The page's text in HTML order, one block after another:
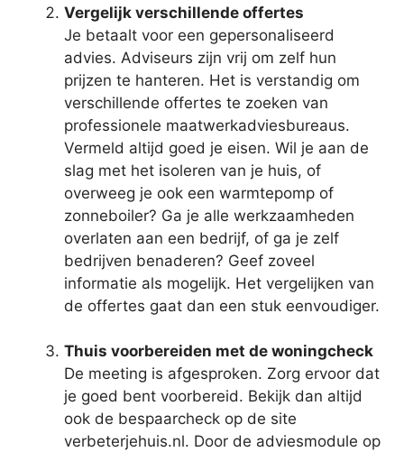
Vergelijk verschillende offertes
Je betaalt voor een gepersonaliseerd
advies. Adviseurs zijn vrij om zelf hun
prijzen te hanteren. Het is verstandig om
verschillende offertes te zoeken van
professionele maatwerkadviesbureaus.
Vermeld altijd goed je eisen. Wil je aan de
slag met het isoleren van je huis, of
overweeg je ook een warmtepomp of
zonneboiler? Ga je alle werkzaamheden
overlaten aan een bedrijf, of ga je zelf
bedrijven benaderen? Geef zoveel
informatie als mogelijk. Het vergelijken van
de offertes gaat dan een stuk eenvoudiger.
Thuis voorbereiden met de woningcheck
De meeting is afgesproken. Zorg ervoor dat
je goed bent voorbereid. Bekijk dan altijd
ook de bespaarcheck op de site
verbeterjehuis.nl. Door de adviesmodule op